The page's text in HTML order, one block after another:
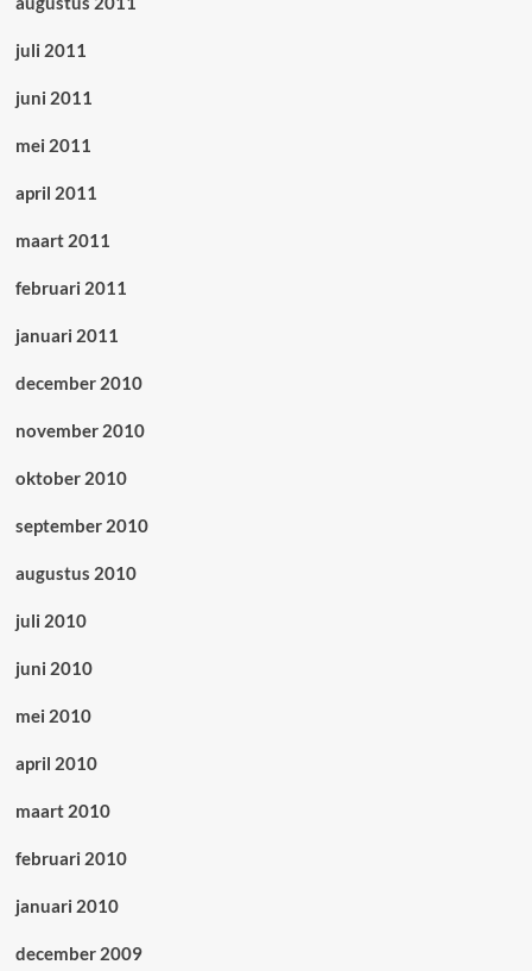
juli 2011
juni 2011
mei 2011
april 2011
maart 2011
februari 2011
januari 2011
december 2010
november 2010
oktober 2010
september 2010
augustus 2010
juli 2010
juni 2010
mei 2010
april 2010
maart 2010
februari 2010
januari 2010
december 2009